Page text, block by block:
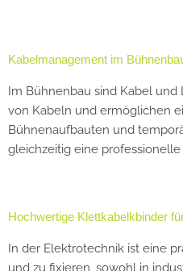
Kabelmanagement im
Im Bühnenbau sind Kabel
von Kabeln und ermöglichen
Bühnenaufbauten und
gleichzeitig eine
Hochwertige Klettkabelkbinder
In der Elektrotechnik ist eine
und zu fixieren, sowohl in